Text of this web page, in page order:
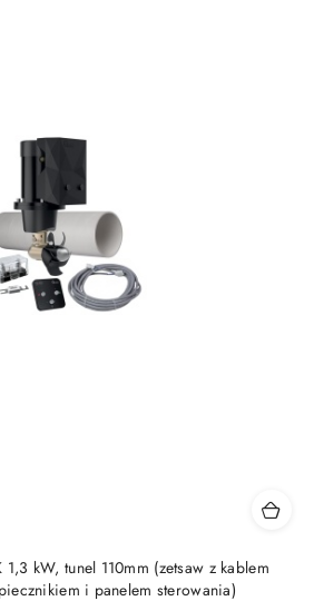
kW, tunel 110mm (zetsaw z kablem
i panelem sterowania)